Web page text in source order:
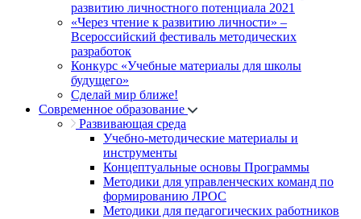
развитию личностного потенциала 2021
«Через чтение к развитию личности» –
Всероссийский фестиваль методических
разработок
Конкурс «Учебные материалы для школы
будущего»
Сделай мир ближе!
Современное образование
Развивающая среда
Учебно-методические материалы и
инструменты
Концептуальные основы Программы
Методики для управленческих команд по
формированию ЛРОС
Методики для педагогических работников